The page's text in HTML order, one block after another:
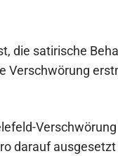
die satirische
Verschwörung
darauf